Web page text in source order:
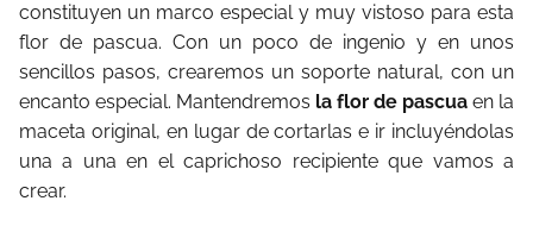
constituyen un marco especial y muy vistoso para esta
flor de pascua. Con un poco de ingenio y en unos
sencillos pasos, crearemos un soporte natural, con un
encanto especial. Mantendremos la flor de pascua en la
maceta original, en lugar de cortarlas e ir incluyéndolas
una a una en el caprichoso recipiente que vamos a
crear.